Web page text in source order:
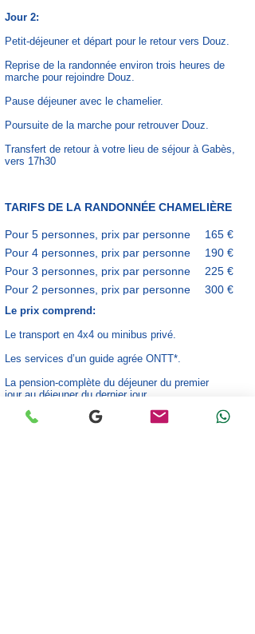
Jour 2:
Petit-déjeuner et départ pour le retour vers Douz.
Reprise de la randonnée environ trois heures de
marche pour rejoindre Douz.
Pause déjeuner avec le chamelier.
Poursuite de la marche pour retrouver Douz.
Transfert de retour à votre lieu de séjour à Gabès,
vers 17h30
TARIFS DE LA RANDONNÉE CHAMELIÈRE
Pour 5 personnes, prix par personne
165 €
Pour 4 personnes, prix par personne
190 €
Pour 3 personnes, prix par personne
225 €
Pour 2 personnes, prix par personne
300 €
Le prix comprend:
Le transport en 4x4 ou minibus privé.
Les services d’un guide agrée ONTT*.
La pension-complète du déjeuner du premier
jour au déjeuner du dernier jour.
La randonnée chamelière.